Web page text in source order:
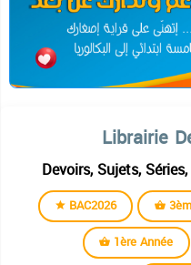
Devoirs, Sujets,
BAC2026
1ère Année